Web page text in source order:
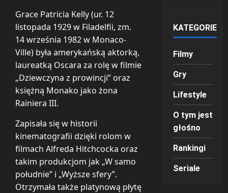
Grace Patricia Kelly (ur. 12
listopada 1929 w Filadelfii, zm.
14 września 1982 w Monaco-
Ville) była amerykańską aktorką,
laureatką Oscara za rolę w filmie
„Dziewczyna z prowincji” oraz
księżną Monako jako żona
Rainiera III.
Zapisała się w historii
kinematografii dzięki rolom w
filmach Alfreda Hitchcocka oraz
takim produkcjom jak „W samo
południe” i „Wyższe sfery”.
Otrzymała także platynową płytę
KATEGORIE
Filmy
Gry
Lifestyle
O tym jest
głośno
Rankingi
Seriale